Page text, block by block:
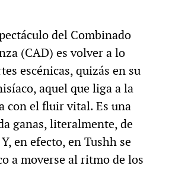
del Combinado
(CAD) es volver a lo
escénicas, quizás en su
aquel que liga a la
con el fluir vital. Es una
ganas, literalmente, de
en efecto, en Tushh se
a moverse al ritmo de los